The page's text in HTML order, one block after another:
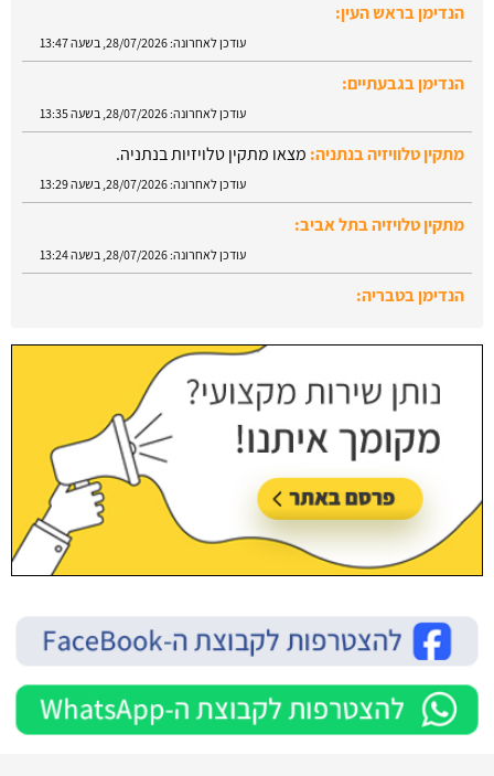
הנדימן בגבעתיים:
עודכן לאחרונה: 28/07/2026, בשעה 13:35
מתקין טלוויזיה בנתניה:
עודכן לאחרונה: 28/07/2026, בשעה 13:29
מתקין טלויזיה בתל אביב:
עודכן לאחרונה: 28/07/2026, בשעה 13:24
הנדימן בטבריה:
עודכן לאחרונה: 28/07/2026, בשעה 13:52
הנדימן בראש העין: